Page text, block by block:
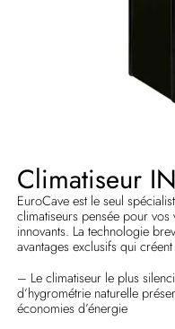
Climatiseur
EuroCave est le seul
climatiseurs pensée pour vos
innovants. La technologie
avantages exclusifs qui
– Le climatiseur le plus
d’hygrométrie naturelle
économies d’énergie